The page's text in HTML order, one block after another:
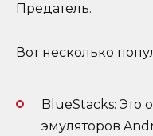
Предатель.
Вот несколько
BlueStacks: Это
эмуляторов